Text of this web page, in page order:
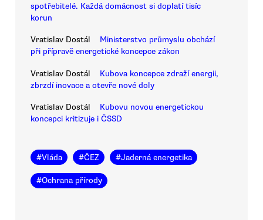
spotřebitelé. Každá domácnost si doplatí tisíc
korun
Vratislav Dostál
Ministerstvo průmyslu obchází
při přípravě energetické koncepce zákon
Vratislav Dostál
Kubova koncepce zdraží energii,
zbrzdí inovace a otevře nové doly
Vratislav Dostál
Kubovu novou energetickou
koncepci kritizuje i ČSSD
#Vláda #ČEZ #Jaderná energetika
#Ochrana přírody